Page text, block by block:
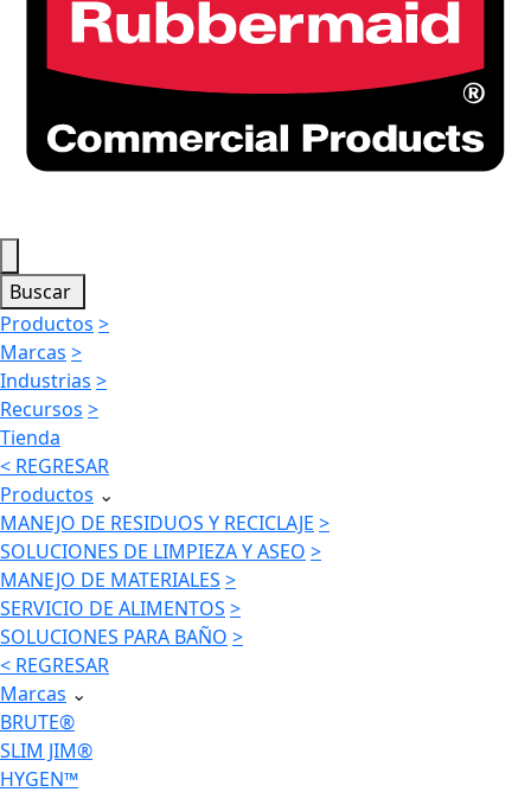
Buscar
Productos >
Marcas >
Industrias >
Recursos >
Tienda
< REGRESAR
Productos ⌄
MANEJO DE RESIDUOS Y RECICLAJE >
SOLUCIONES DE LIMPIEZA Y ASEO >
MANEJO DE MATERIALES >
SERVICIO DE ALIMENTOS >
SOLUCIONES PARA BAÑO >
< REGRESAR
Marcas ⌄
BRUTE®
SLIM JIM®
HYGEN™